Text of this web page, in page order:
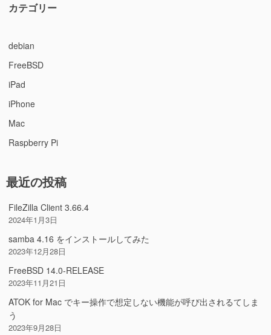
カテゴリー
debian
FreeBSD
iPad
iPhone
Mac
Raspberry Pi
最近の投稿
FileZilla Client 3.66.4
2024年1月3日
samba 4.16 をインストールしてみた
2023年12月28日
FreeBSD 14.0-RELEASE
2023年11月21日
ATOK for Mac でキー操作で想定しない機能が呼び出されるてしま
う
2023年9月28日